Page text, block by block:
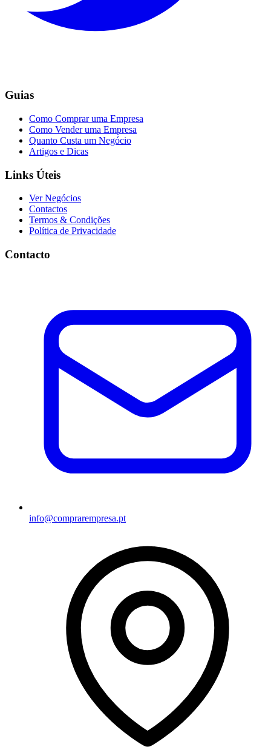
Guias
Como Comprar uma Empresa
Como Vender uma Empresa
Quanto Custa um Negócio
Artigos e Dicas
Links Úteis
Ver Negócios
Contactos
Termos & Condições
Política de Privacidade
Contacto
info@comprarempresa.pt